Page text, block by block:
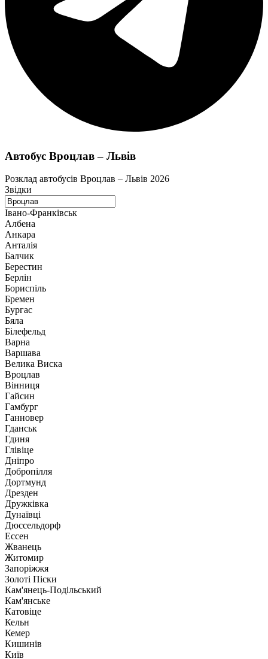
Автобус Вроцлав – Львів
Розклад автобусів Вроцлав – Львів 2026
Звідки
Івано-Франківськ
Албена
Анкара
Анталія
Балчик
Берестин
Берлін
Бориспіль
Бремен
Бургас
Бяла
Білефельд
Варна
Варшава
Велика Виска
Вроцлав
Вінниця
Гайсин
Гамбург
Ганновер
Гданськ
Гдиня
Глівіце
Дніпро
Добропілля
Дортмунд
Дрезден
Дружківка
Дунаївці
Дюссельдорф
Ессен
Жванець
Житомир
Запоріжжя
Золоті Піски
Кам'янець-Подільський
Кам'янське
Катовіце
Кельн
Кемер
Кишинів
Київ